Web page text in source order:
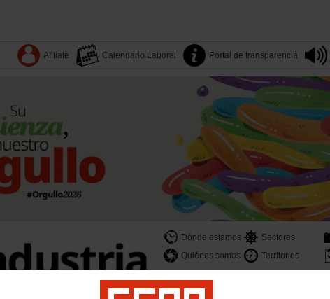
Afiliate Calendario Laboral Portal de transparencia
Dónde estamos Sectores
Quiénes somos
Territorios
Mujeres LGTBI Juventud